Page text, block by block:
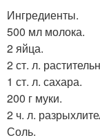
Ингредиенты.
500 мл молока.
2 яйца.
2 ст. л.
1 ст. л. сахара.
200 г муки.
2 ч. л.
Соль.